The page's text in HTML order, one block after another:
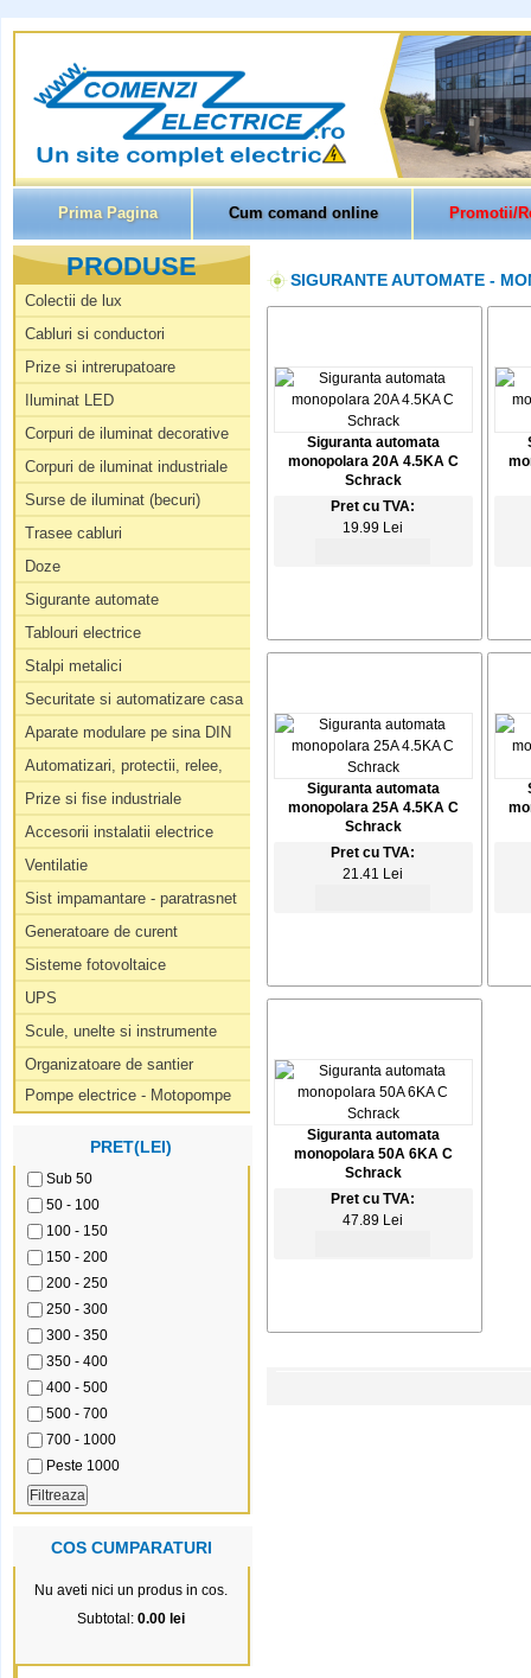
Prima Pagina Cum comand online Promotii/
PRODUSE
Colectii de lux
Cabluri si conductori
Prize si intrerupatoare
Iluminat LED
Corpuri de iluminat decorative
Corpuri de iluminat industriale
Surse de iluminat (becuri)
Trasee cabluri
Doze
Sigurante automate
Tablouri electrice
Stalpi metalici
Securitate si automatizare casa
Aparate modulare pe sina DIN
Automatizari, protectii, relee,
Prize si fise industriale
Accesorii instalatii electrice
Ventilatie
Sist impamantare - paratrasnet
Generatoare de curent
Sisteme fotovoltaice
UPS
Scule, unelte si instrumente
Organizatoare de santier
Pompe electrice - Motopompe
PRET(LEI)
Sub 50
50 - 100
100 - 150
150 - 200
200 - 250
250 - 300
300 - 350
350 - 400
400 - 500
500 - 700
700 - 1000
Peste 1000
COS CUMPARATURI
Nu aveti nici un produs in cos.
Subtotal: 0.00 lei
SIGURANTE AUTOMATE -
Siguranta automata
monopolara 20A 4.5KA C
Schrack
Pret cu TVA:
19.99 Lei
Siguranta automata
monopolara 25A 4.5KA C
Schrack
Pret cu TVA:
21.41 Lei
Siguranta automata
monopolara 50A 6KA C
Schrack
Pret cu TVA:
47.89 Lei